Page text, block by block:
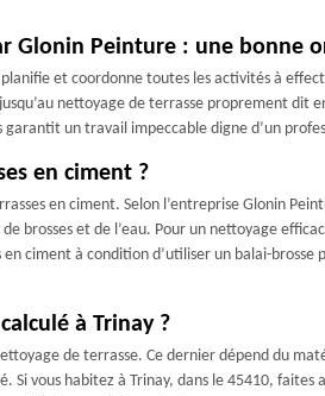
Glonin Peinture : une bonne
et coordonne toutes les activités à
nettoyage de terrasse proprement
un travail impeccable digne d’un
en ciment ?
en ciment. Selon l’entreprise Glonin
brosses et de l’eau. Pour un nettoyage
ciment à condition d’utiliser un balai-
à Trinay ?
de terrasse. Ce dernier dépend du
vous habitez à Trinay, dans le 45410,